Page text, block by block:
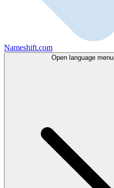
Nameshift.com
Open language menu